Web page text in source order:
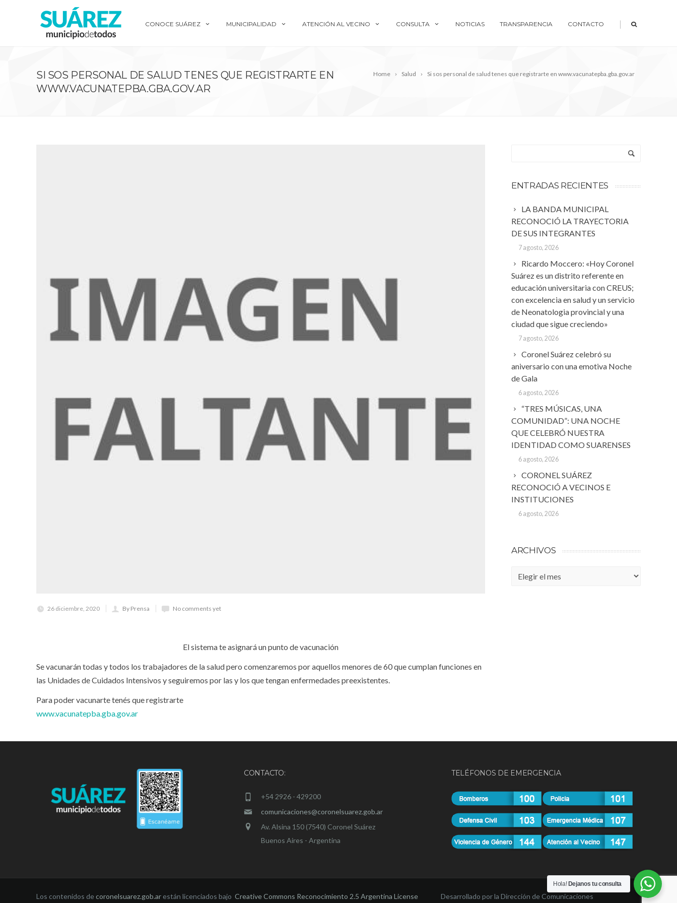
CONOCE SUÁREZ MUNICIPALIDAD ATENCIÓN AL VECINO CONSULTA NOTICIAS TRANSPARENCIA CONTACTO |
Home Salud Si sos personal de salud tenes que registrarte en www.vacunatepba.gba.gov.ar
SI SOS PERSONAL DE SALUD TENES QUE REGISTRARTE EN
WWW.VACUNATEPBA.GBA.GOV.AR
26 diciembre, 2020 By Prensa No comments yet
El sistema te asignará un punto de vacunación
Se vacunarán todas y todos los trabajadores de la salud pero comenzaremos por aquellos menores de 60 que cumplan funciones en
las Unidades de Cuidados Intensivos y seguiremos por las y los que tengan enfermedades preexistentes.
Para poder vacunarte tenés que registrarte
www.vacunatepba.gba.gov.ar
ENTRADAS RECIENTES
LA BANDA MUNICIPAL
RECONOCIÓ LA TRAYECTORIA
DE SUS INTEGRANTES
7 agosto, 2026
Ricardo Moccero: «Hoy Coronel
Suárez es un distrito referente en
educación universitaria con CREUS;
con excelencia en salud y un servicio
de Neonatologia provincial y una
ciudad que sigue creciendo»
7 agosto, 2026
Coronel Suárez celebró su
aniversario con una emotiva Noche
de Gala
6 agosto, 2026
“TRES MÚSICAS, UNA
COMUNIDAD”: UNA NOCHE
QUE CELEBRÓ NUESTRA
IDENTIDAD COMO SUARENSES
6 agosto, 2026
CORONEL SUÁREZ
RECONOCIÓ A VECINOS E
INSTITUCIONES
6 agosto, 2026
ARCHIVOS
Archivos
CONTACTO:
+54 2926 - 429200
comunicaciones@coronelsuarez.gob.ar
Av. Alsina 150 (7540) Coronel Suárez
Buenos Aires - Argentina
TELÉFONOS DE EMERGENCIA
Los contenidos decoronelsuarez.gob.ar están licenciados bajo Creative Commons Reconocimiento 2.5 Argentina License Desarrollado por la Dirección de Comunicaciones
Hola! Dejanos tu consulta